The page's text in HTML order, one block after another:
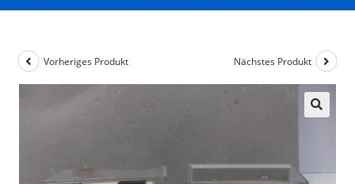
Vorheriges Produkt Nächstes Produkt